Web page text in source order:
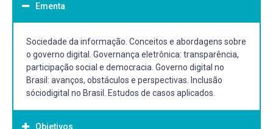
Ementa
Sociedade da informação. Conceitos e abordagens sobre
o governo digital. Governança eletrônica: transparência,
participação social e democracia. Governo digital no
Brasil: avanços, obstáculos e perspectivas. Inclusão
sóciodigital no Brasil. Estudos de casos aplicados.
Objetivos